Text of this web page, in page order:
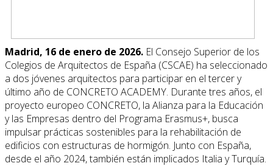
Madrid, 16 de enero de 2026. El Consejo Superior de los
Colegios de Arquitectos de España (CSCAE) ha seleccionado
a dos jóvenes arquitectos para participar en el tercer y
último año de CONCRETO ACADEMY. Durante tres años, el
proyecto europeo CONCRETO, la Alianza para la Educación
y las Empresas dentro del Programa Erasmus+, busca
impulsar prácticas sostenibles para la rehabilitación de
edificios con estructuras de hormigón. Junto con España,
desde el año 2024, también están implicados Italia y Turquía.